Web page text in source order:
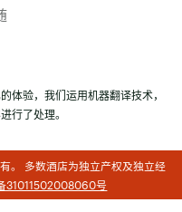
体验，我们运用机器翻译技术，
行了处理。
。 多数酒店为独立产权及独立经
31011502008060号